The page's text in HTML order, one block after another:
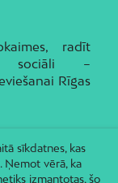
radīt
sociāli –
Rīgas
sīkdatnes, kas
Ņemot vērā, ka
izmantotas, šo